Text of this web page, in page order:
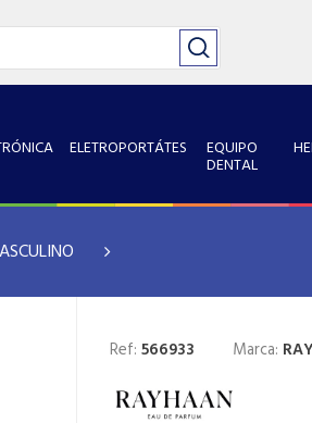
ELETROPORTÁTES EQUIPO
DENTAL
Ref:566933 Marca: